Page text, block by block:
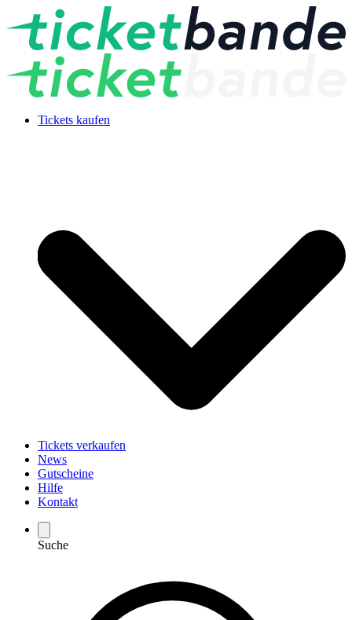
Tickets kaufen
Tickets verkaufen
News
Gutscheine
Hilfe
Kontakt
Suche